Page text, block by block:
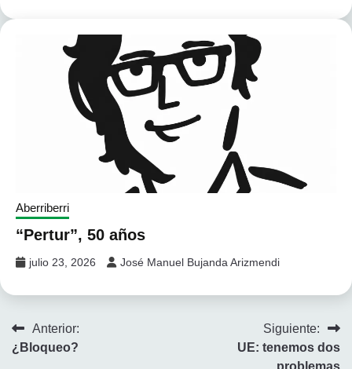
Aberriberri
“Pertur”, 50 años
julio 23, 2026 José Manuel Bujanda Arizmendi
Navegación
de
Anterior:
¿Bloqueo?
Siguiente:
UE: tenemos dos
problemas